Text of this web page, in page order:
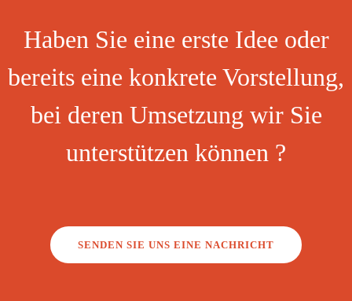
Haben Sie eine erste Idee oder
bereits eine konkrete Vorstellung,
bei deren Umsetzung wir Sie
unterstützen können ?
SENDEN SIE UNS EINE NACHRICHT